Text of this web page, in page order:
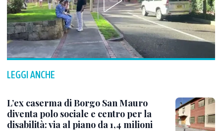
LEGGI ANCHE
L’ex caserma di Borgo San Mauro
diventa polo sociale e centro per la
disabilità: via al piano da 1,4 milioni